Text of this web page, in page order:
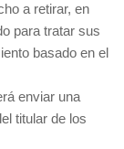
a retirar, en
para tratar sus
basado en el
enviar una
titular de los